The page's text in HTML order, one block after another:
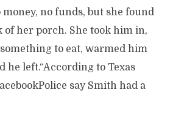
no funds, but she found
of her porch. She took him in,
to eat, warmed him
he left.“According to Texas
say Smith had a